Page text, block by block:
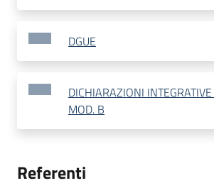
DGUE
DICHIARAZIONI INTEGRATIVE _
MOD. B
Referenti